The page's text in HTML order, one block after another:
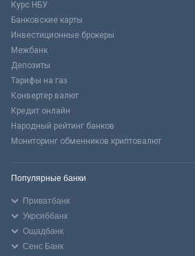
Курс НБУ
Банковские карты
Инвестиционные брокеры
Межбанк
Депозиты
Тарифы на газ
Конвертер валют
Кредит онлайн
Народный рейтинг банков
Мониторинг обменников криптовалют
Популярные банки
Приватбанк
Укрсиббанк
Ощадбанк
Сенс Банк